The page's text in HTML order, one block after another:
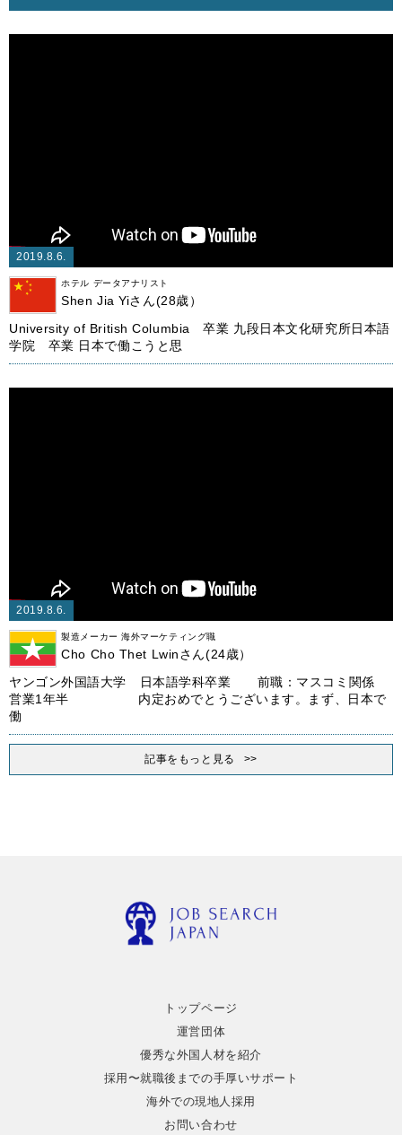
2019.8.6.
ホテル データアナリスト
Shen Jia Yiさん(28歳）
University of British Columbia 卒業 九段日本文化研究所日本語
学院 卒業 日本で働こうと思
2019.8.6.
製造メーカー 海外マーケティング職
Cho Cho Thet Lwinさん(24歳）
ヤンゴン外国語大学 日本語学科卒業 前職：マスコミ関係
営業1年半 内定おめでとうございます。まず、日本で
働
記事をもっと見る
トップページ
運営団体
優秀な外国人材を紹介
採用〜就職後までの手厚いサポート
海外での現地人採用
お問い合わせ